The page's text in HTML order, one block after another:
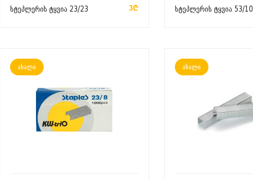
სტეპლერის ტყვია 23/23 3₾ სტეპლერის ტყვია 53/10
ახალი ახალი